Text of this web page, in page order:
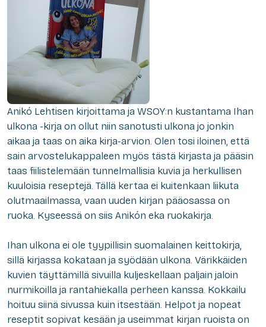
Anikó Lehtisen kirjoittama ja WSOY:n kustantama Ihan
ulkona -kirja on ollut niin sanotusti ulkona jo jonkin
aikaa ja taas on aika kirja-arvion. Olen tosi iloinen, että
sain arvostelukappaleen myös tästä kirjasta ja pääsin
taas fiilistelemään tunnelmallisia kuvia ja herkullisen
kuuloisia reseptejä. Tällä kertaa ei kuitenkaan liikuta
olutmaailmassa, vaan uuden kirjan pääosassa on
ruoka. Kyseessä on siis Anikón eka ruokakirja.
Ihan ulkona ei ole tyypillisin suomalainen keittokirja,
sillä kirjassa kokataan ja syödään ulkona. Värikkäiden
kuvien täyttämillä sivuilla kuljeskellaan paljain jaloin
nurmikoilla ja rantahiekalla perheen kanssa. Kokkailu
hoituu siinä sivussa kuin itsestään. Helpot ja nopeat
reseptit sopivat kesään ja useimmat kirjan ruoista on